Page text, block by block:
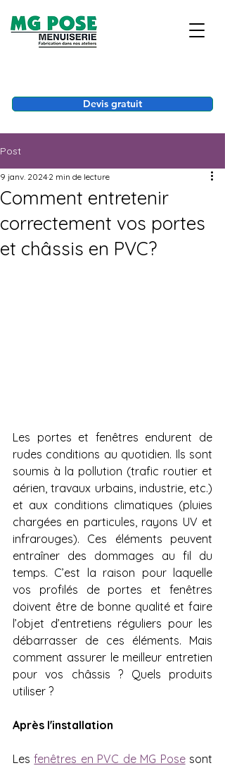
Devis gratuit
Post
Comment entretenir
correctement vos portes
et châssis en PVC?
9 janv. 2024 2 min de lecture
Les portes et fenêtres endurent de
rudes conditions au quotidien. Ils sont
soumis à la pollution (trafic routier et
aérien, travaux urbains, industrie, etc.)
et aux conditions climatiques (pluies
chargées en particules, rayons UV et
infrarouges). Ces éléments peuvent
entraîner des dommages au fil du
temps. C’est la raison pour laquelle
vos profilés de portes et fenêtres
doivent être de bonne qualité et faire
l’objet d’entretiens réguliers pour les
débarrasser de ces éléments. Mais
comment assurer le meilleur entretien
pour vos châssis ? Quels produits
utiliser ?
Après l'installation
Les fenêtres en PVC de MG Pose sont